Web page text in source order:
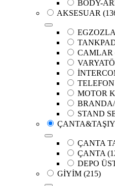
BODY-
AKSESUAR
CAMLAR
MOTOR
STAND
ÇANTA
ÇANTA
DEPO
GİYİM (215)